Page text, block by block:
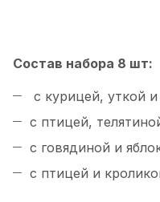
Состав набора 8 шт:
с курицей, уткой
с птицей,
с говядиной и
с птицей и